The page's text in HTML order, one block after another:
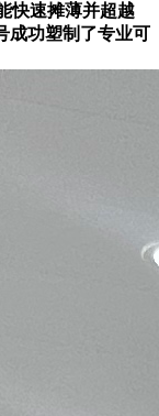
快速摊薄并超越
成功塑制了专业可